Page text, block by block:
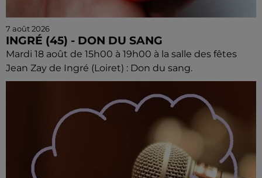
7 août 2026
INGRÉ (45) - DON DU SANG
Mardi 18 août de 15h00 à 19h00 à la salle des fêtes
Jean Zay de Ingré (Loiret) : Don du sang.